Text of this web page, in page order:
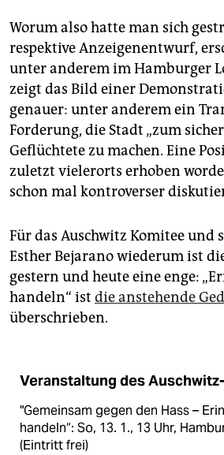
Worum also hatte man sich
respektive Anzeigenentwurf,
unter anderem im Hamburger
zeigt das Bild einer
genauer: unter anderem ein
Forderung, die Stadt „zum
Geflüchtete zu machen. Eine
zuletzt vielerorts erhoben
schon mal kontroverser
Für das Auschwitz Komitee und
Esther Bejarano wiederum ist
gestern und heute eine enge:
handeln“ ist die anstehende
überschrieben.
Veranstaltung des
"Gemeinsam gegen den Hass –
handeln“: So, 13. 1., 13 Uhr,
(Eintritt frei)